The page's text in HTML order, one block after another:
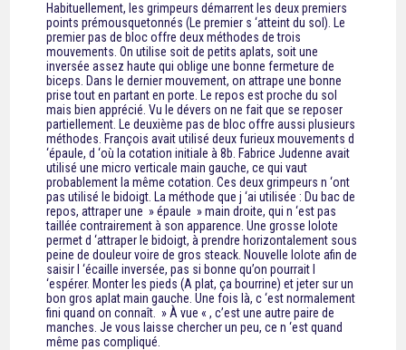
Habituellement, les grimpeurs démarrent les deux premiers
points prémousquetonnés (Le premier s ‘atteint du sol). Le
premier pas de bloc offre deux méthodes de trois
mouvements. On utilise soit de petits aplats, soit une
inversée assez haute qui oblige une bonne fermeture de
biceps. Dans le dernier mouvement, on attrape une bonne
prise tout en partant en porte. Le repos est proche du sol
mais bien apprécié. Vu le dévers on ne fait que se reposer
partiellement. Le deuxième pas de bloc offre aussi plusieurs
méthodes. François avait utilisé deux furieux mouvements d
‘épaule, d ‘où la cotation initiale à 8b. Fabrice Judenne avait
utilisé une micro verticale main gauche, ce qui vaut
probablement la même cotation. Ces deux grimpeurs n ‘ont
pas utilisé le bidoigt. La méthode que j ‘ai utilisée : Du bac de
repos, attraper une » épaule » main droite, qui n ‘est pas
taillée contrairement à son apparence. Une grosse lolote
permet d ‘attraper le bidoigt, à prendre horizontalement sous
peine de douleur voire de gros steack. Nouvelle lolote afin de
saisir l ‘écaille inversée, pas si bonne qu’on pourrait l
‘espérer. Monter les pieds (A plat, ça bourrine) et jeter sur un
bon gros aplat main gauche. Une fois là, c ‘est normalement
fini quand on connaît. » À vue « , c’est une autre paire de
manches. Je vous laisse chercher un peu, ce n ‘est quand
même pas compliqué.